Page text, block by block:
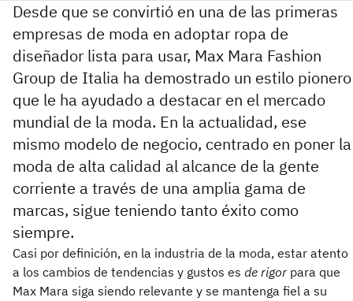
Desde que se convirtió en una de las primeras
empresas de moda en adoptar ropa de
diseñador lista para usar, Max Mara Fashion
Group de Italia ha demostrado un estilo pionero
que le ha ayudado a destacar en el mercado
mundial de la moda. En la actualidad, ese
mismo modelo de negocio, centrado en poner la
moda de alta calidad al alcance de la gente
corriente a través de una amplia gama de
marcas, sigue teniendo tanto éxito como
siempre.
Casi por definición, en la industria de la moda, estar atento
a los cambios de tendencias y gustos es de rigor para que
Max Mara siga siendo relevante y se mantenga fiel a su